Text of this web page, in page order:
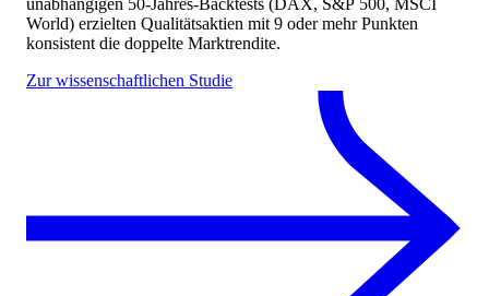
unabhängigen 50-Jahres-Backtests (DAX, S&P 500, MSCI
World) erzielten Qualitätsaktien mit 9 oder mehr Punkten
konsistent die doppelte Marktrendite.
Zur wissenschaftlichen Studie